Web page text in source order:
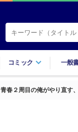
コミック 一般
青春２周目の俺がやり直す